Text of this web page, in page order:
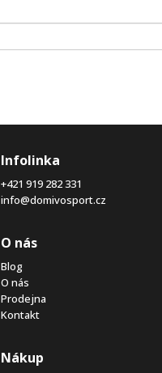
Infolinka
+421 919 282 331
info@domivosport.cz
O nás
Blog
O nás
Prodejna
Kontakt
Nákup